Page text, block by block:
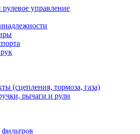
управление
(сцепления, тормоза, газа)
рычаги и рули